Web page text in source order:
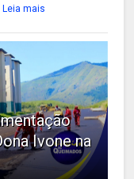
Leia mais
Ivone na